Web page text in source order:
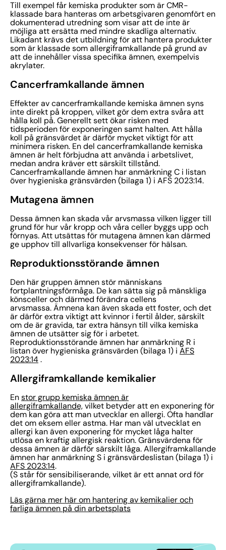
Till exempel får kemiska produkter som är CMR-
klassade bara hanteras om arbetsgivaren genomfört en
dokumenterad utredning som visar att de inte är
möjliga att ersätta med mindre skadliga alternativ.
Likadant krävs det utbildning för att hantera produkter
som är klassade som allergiframkallande på grund av
att de innehåller vissa specifika ämnen, exempelvis
akrylater.
Cancerframkallande ämnen
Effekter av cancerframkallande kemiska ämnen syns
inte direkt på kroppen, vilket gör dem extra svåra att
hålla koll på. Generellt sett ökar risken med
tidsperioden för exponeringen samt halten. Att hålla
koll på gränsvärdet är därför mycket viktigt för att
minimera risken. En del cancerframkallande kemiska
ämnen är helt förbjudna att använda i arbetslivet,
medan andra kräver ett särskilt tillstånd.
Cancerframkallande ämnen har anmärkning C i listan
över hygieniska gränsvärden (bilaga 1) i AFS 2023:14.
Mutagena ämnen
Dessa ämnen kan skada vår arvsmassa vilken ligger till
grund för hur vår kropp och våra celler byggs upp och
förnyas. Att utsättas för mutagena ämnen kan därmed
ge upphov till allvarliga konsekvenser för hälsan.
Reproduktionsstörande ämnen
Den här gruppen ämnen stör människans
fortplantningsförmåga. De kan sätta sig på mänskliga
könsceller och därmed förändra cellens
arvsmassa. Ämnena kan även skada ett foster, och det
är därför extra viktigt att kvinnor i fertil ålder, särskilt
om de är gravida, tar extra hänsyn till vilka kemiska
ämnen de utsätter sig för i arbetet.
Reproduktionsstörande ämnen har anmärkning R i
listan över hygieniska gränsvärden (bilaga 1) i AFS
2023:14 .
Allergiframkallande kemikalier
En stor grupp kemiska ämnen är
allergiframkallande, vilket betyder att en exponering för
dem kan göra att man utvecklar en allergi. Ofta handlar
det om eksem eller astma. Har man väl utvecklat en
allergi kan även exponering för mycket låga halter
utlösa en kraftig allergisk reaktion. Gränsvärdena för
dessa ämnen är därför särskilt låga. Allergiframkallande
ämnen har anmärkning S i gränsvärdeslistan (bilaga 1) i
AFS 2023:14.
(S står för sensibiliserande, vilket är ett annat ord för
allergiframkallande).
Läs gärna mer här om hantering av kemikalier och
farliga ämnen på din arbetsplats